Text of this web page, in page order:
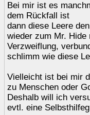
Bei mir ist es
dem Rückfall ist
dann diese Leere
wieder zum Mr. Hide
Verzweiflung,
schlimm wie diese
Vielleicht ist bei mir
zu Menschen oder
Deshalb will ich
evtl. eine